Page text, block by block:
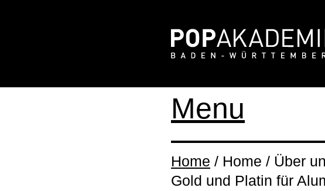
Menu
Home / Home / Über
Gold und Platin für